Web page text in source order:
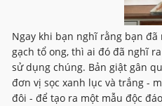
Ngay khi bạn nghĩ rằng bạn
gạch tổ ong, thì ai đó đã nghĩ
sử dụng chúng. Bản giật gân
đơn vị sọc xanh lục và trắng -
đôi - để tạo ra một mẫu độc